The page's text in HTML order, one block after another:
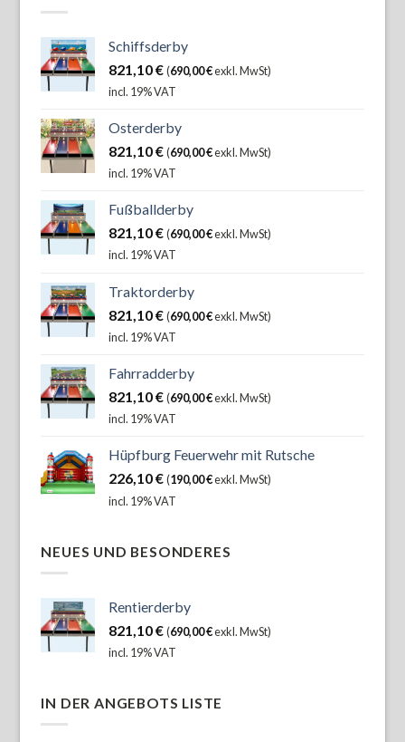
Schiffsderby
821,10€ (690,00€exkl. MwSt)
incl. 19% VAT
Osterderby
821,10€ (690,00€exkl. MwSt)
incl. 19% VAT
Fußballderby
821,10€ (690,00€exkl. MwSt)
incl. 19% VAT
Traktorderby
821,10€ (690,00€exkl. MwSt)
incl. 19% VAT
Fahrradderby
821,10€ (690,00€exkl. MwSt)
incl. 19% VAT
Hüpfburg Feuerwehr mit Rutsche
226,10€ (190,00€exkl. MwSt)
incl. 19% VAT
NEUES UND BESONDERES
Rentierderby
821,10€ (690,00€exkl. MwSt)
incl. 19% VAT
IN DER ANGEBOTS LISTE